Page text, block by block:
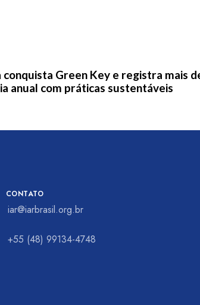
conquista Green Key e registra mais
anual com práticas sustentáveis
CONTATO
iar@iarbrasil.org.br
+55 (48) 99134-4748